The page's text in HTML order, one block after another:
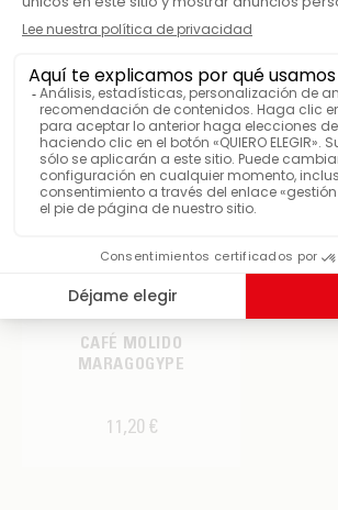
250g
CAFÉ MOLIDO
MARAGOGYPE
11,20 €